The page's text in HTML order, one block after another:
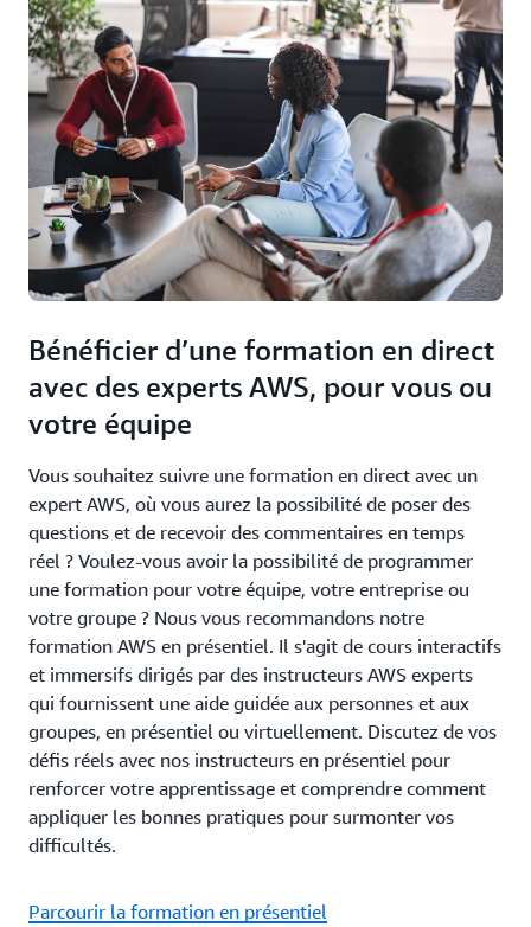
Bénéficier d’une formation en direct
avec des experts AWS, pour vous ou
votre équipe
Vous souhaitez suivre une formation en direct avec un
expert AWS, où vous aurez la possibilité de poser des
questions et de recevoir des commentaires en temps
réel ? Voulez-vous avoir la possibilité de programmer
une formation pour votre équipe, votre entreprise ou
votre groupe ? Nous vous recommandons notre
formation AWS en présentiel. Il s'agit de cours interactifs
et immersifs dirigés par des instructeurs AWS experts
qui fournissent une aide guidée aux personnes et aux
groupes, en présentiel ou virtuellement. Discutez de vos
défis réels avec nos instructeurs en présentiel pour
renforcer votre apprentissage et comprendre comment
appliquer les bonnes pratiques pour surmonter vos
difficultés.
Parcourir la formation en présentiel